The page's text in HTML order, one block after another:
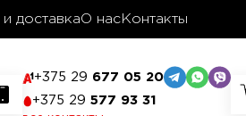
доставкаО нас Контакты
+375 29 677 05 20
+375 29 577 93 31